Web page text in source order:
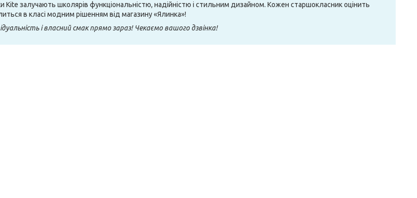
Kite залучають школярів функціональністю, надійністю і стильним дизайном. Кожен старшокласник оцінить
в класі модним рішенням від магазину «Ялинка»!
і власний смак прямо зараз! Чекаємо вашого дзвінка!